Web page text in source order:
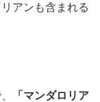
アンも含まれる
「マンダロリア